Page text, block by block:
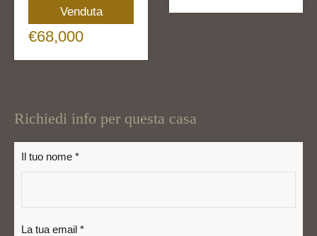
Venduta
€68,000
Richiedi info per questa casa
Il tuo nome *
La tua email *